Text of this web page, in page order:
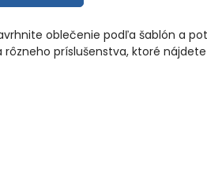
oblečenie podľa šablón a
príslušenstva, ktoré